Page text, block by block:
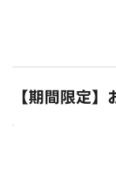
【期間限定